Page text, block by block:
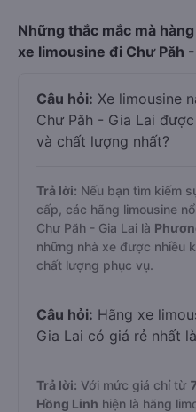
Những thắc mắc mà
xe limousine đi Chư Păh
Câu hỏi: Xe limousine
Chư Păh - Gia Lai
và chất lượng nhất?
Trả lời: Nếu bạn tìm kiếm
cấp, các hãng limousine
Chư Păh - Gia Lai là
những nhà xe được nhiều
chất lượng phục vụ.
Câu hỏi: Hãng xe
Gia Lai có giá rẻ nhất
Trả lời: Với mức giá chỉ từ
Hồng Linh hiện là hãng